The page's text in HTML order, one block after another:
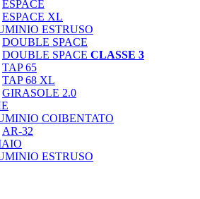
ESPACE
ESPACE XL
ESTRUSO
DOUBLE SPACE
DOUBLE SPACE CLASSE 3
TAP 65
TAP 68 XL
GIRASOLE 2.0
COIBENTATO
AR-32
ESTRUSO